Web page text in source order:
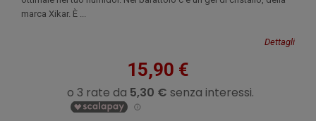
marca Xikar. È ...
Dettagli
15,90 €